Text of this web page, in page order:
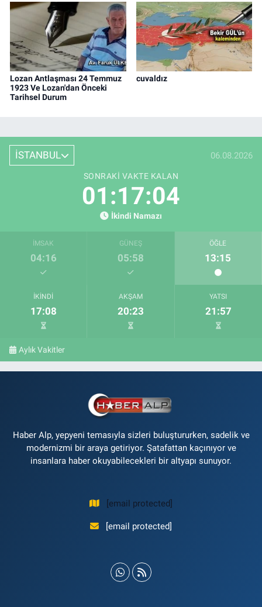
Lozan Antlaşması 24 Temmuz
1923 Ve Lozan'dan Önceki
Tarihsel Durum
cuvaldız
İSTANBUL 06.08.2026
SONRAKI VAKTE KALAN
01:17:03
İkindi Namazı
İMSAK
04:16
GÜNEŞ
05:58
ÖĞLE
13:15
İKINDI
17:08
AKŞAM
20:23
YATSI
21:57
Aylık Vakitler
Haber Alp, yepyeni temasıyla sizleri buluştururken, sadelik ve
modernizmi bir araya getiriyor. Şatafattan kaçınıyor ve
insanlara haber okuyabilecekleri bir altyapı sunuyor.
[email protected]
[email protected]